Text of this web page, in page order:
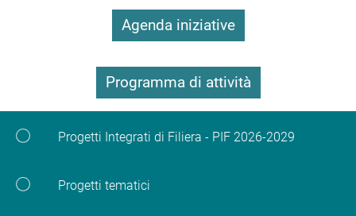
Agenda iniziative
Programma di attività
Progetti Integrati di Filiera - PIF 2026-2029
Progetti tematici